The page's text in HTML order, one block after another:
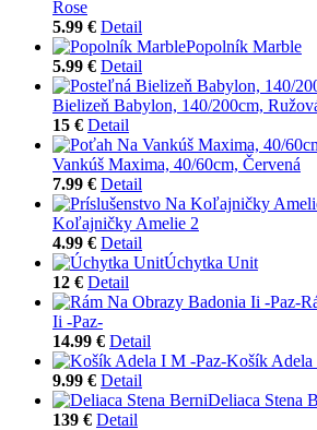
Rose
5.99 € Detail
Popolník Marble
5.99 € Detail
Bielizeň Babylon, 140/200cm,
15 € Detail
Vankúš Maxima, 40/60cm, Červená
7.99 € Detail
Koľajničky Amelie 2
4.99 € Detail
Úchytka Unit
12 € Detail
Ii -Paz-
14.99 € Detail
Košík Adela
9.99 € Detail
Deliaca Stena
139 € Detail